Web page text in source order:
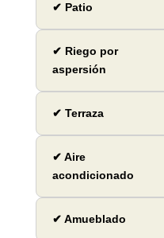
✔ Patio
✔ Riego por
aspersión
✔ Terraza
✔ Aire
acondicionado
✔ Amueblado